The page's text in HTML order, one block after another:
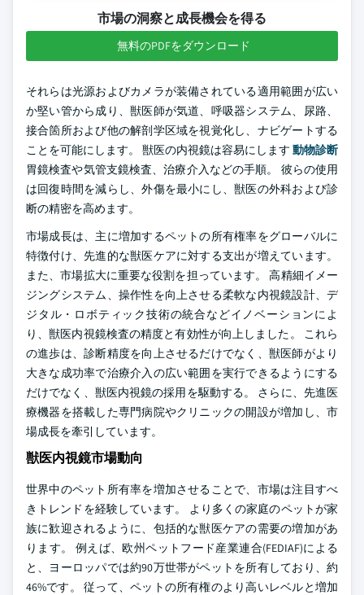
市場の洞察と成長機会を得る
無料のPDFをダウンロード
それらは光源およびカメラが装備されている適用範囲が広い
か堅い管から成り、獣医師が気道、呼吸器システム、尿路、
接合箇所および他の解剖学区域を視覚化し、ナビゲートする
ことを可能にします。 獣医の内視鏡は容易にします 動物診断
胃鏡検査や気管支鏡検査、治療介入などの手順。 彼らの使用
は回復時間を減らし、外傷を最小にし、獣医の外科および診
断の精密を高めます。
市場成長は、主に増加するペットの所有権率をグローバルに
特徴付け、先進的な獣医ケアに対する支出が増えています。
また、市場拡大に重要な役割を担っています。 高精細イメー
ジングシステム、操作性を向上させる柔軟な内視鏡設計、デ
ジタル・ロボティック技術の統合などイノベーションによ
り、獣医内視鏡検査の精度と有効性が向上しました。 これら
の進歩は、診断精度を向上させるだけでなく、獣医師がより
大きな成功率で治療介入の広い範囲を実行できるようにする
だけでなく、獣医内視鏡の採用を駆動する。 さらに、先進医
療機器を搭載した専門病院やクリニックの開設が増加し、市
場成長を牽引しています。
獣医内視鏡市場動向
世界中のペット所有率を増加させることで、市場は注目すべ
きトレンドを経験しています。 より多くの家庭のペットが家
族に歓迎されるように、包括的な獣医ケアの需要の増加があ
ります。 例えば、欧州ペットフード産業連合(FEDIAF)による
と、ヨーロッパでは約90万世帯がペットを所有しており、約
46%です。 従って、ペットの所有権のより高いレベルと増加